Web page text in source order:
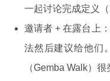
一起讨论完成定义
邀请者 + 在露台上
法然后建议给他们
（Gemba Walk）很